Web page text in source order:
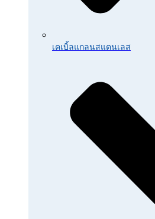
เคเบิ้ลแกลนสแตนเลส